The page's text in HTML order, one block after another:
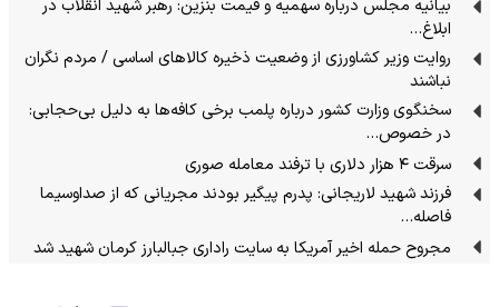
بیانیه مجلس درباره سهمیه و قیمت بنزین: رهبر شهید انقلاب در
ابلاغ…
روایت وزیر کشاورزی از وضعیت ذخیره کالاهای اساسی / مردم نگران
نباشند
سخنگوی وزارت کشور درباره پلمب برخی کافه‌ها به دلیل بی‌حجابی:
در خصوص…
سرقت ۴ هزار دلاری با ترفند معامله صوری
فرزند شهید لاریجانی: پدرم پیگیر بودند مجریانی که از صداوسیما
فاصله…
مجروح حمله اخیر آمریکا به سایت راداری جبالبارز کرمان شهید شد